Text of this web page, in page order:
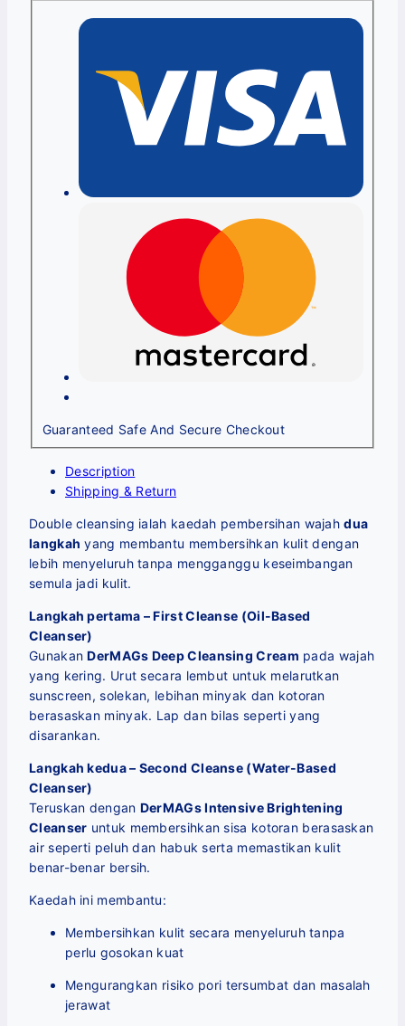
Guaranteed Safe And Secure Checkout
Description
Shipping & Return
Double cleansing ialah kaedah pembersihan wajahdua
langkah yang membantu membersihkan kulit dengan
lebih menyeluruh tanpa mengganggu keseimbangan
semula jadi kulit.
Langkah pertama – First Cleanse (Oil-Based
Cleanser)
GunakanDerMAGs Deep Cleansing Cream pada wajah
yang kering. Urut secara lembut untuk melarutkan
sunscreen, solekan, lebihan minyak dan kotoran
berasaskan minyak. Lap dan bilas seperti yang
disarankan.
Langkah kedua – Second Cleanse (Water-Based
Cleanser)
Teruskan dengan DerMAGs Intensive Brightening
Cleanser untuk membersihkan sisa kotoran berasaskan
air seperti peluh dan habuk serta memastikan kulit
benar-benar bersih.
Kaedah ini membantu:
Membersihkan kulit secara menyeluruh tanpa
perlu gosokan kuat
Mengurangkan risiko pori tersumbat dan masalah
jerawat